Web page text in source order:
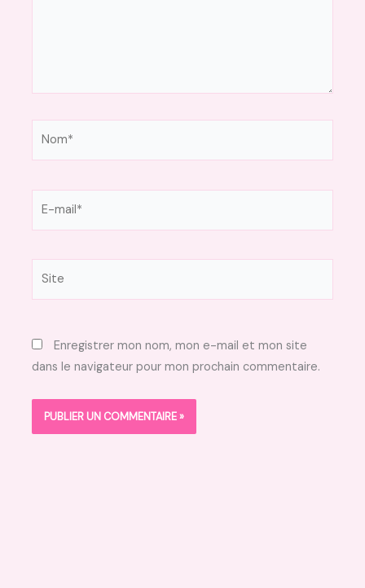
Enregistrer mon nom, mon e-mail et mon site
dans le navigateur pour mon prochain commentaire.